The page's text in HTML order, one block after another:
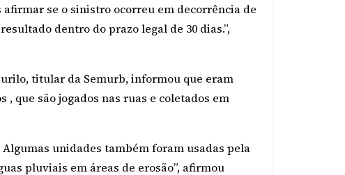
se o sinistro ocorreu em decorrência de
dentro do prazo legal de 30 dias.”,
titular da Semurb, informou que eram
que são jogados nas ruas e coletados em
unidades também foram usadas pela
pluviais em áreas de erosão”, afirmou